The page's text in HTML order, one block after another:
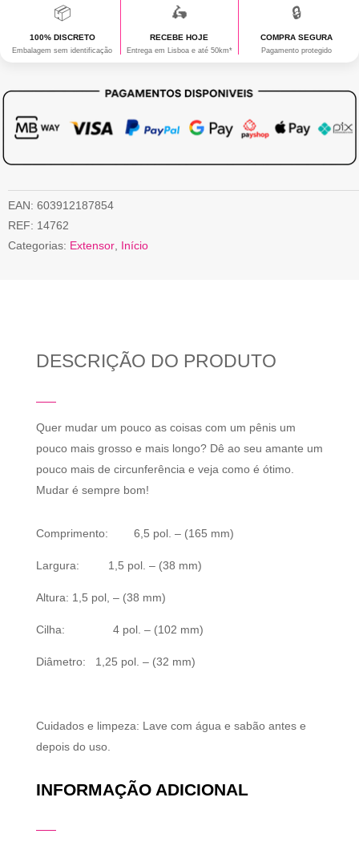
📦
100% DISCRETO
Embalagem sem identificação
🛵
RECEBE HOJE
Entrega em Lisboa e até 50km*
🔒
COMPRA SEGURA
Pagamento protegido
EAN: 603912187854
REF: 14762
Categorias: Extensor Início
DESCRIÇÃO DO PRODUTO
Quer mudar um pouco as coisas com um pênis um
pouco mais grosso e mais longo? Dê ao seu amante um
pouco mais de circunferência e veja como é ótimo.
Mudar é sempre bom!
Comprimento: 6,5 pol. – (165 mm)
Largura: 1,5 pol. – (38 mm)
Altura: 1,5 pol, – (38 mm)
Cilha: 4 pol. – (102 mm)
Diâmetro: 1,25 pol. – (32 mm)
Cuidados e limpeza: Lave com água e sabão antes e
depois do uso.
INFORMAÇÃO ADICIONAL